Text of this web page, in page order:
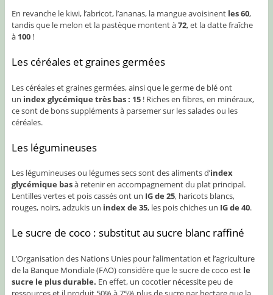
En revanche le kiwi, l’abricot, l’ananas, la mangue avoisinent les 60,
tandis que le melon et la pastèque montent à72, et la datte fraîche
à 100!
Les céréales et graines germées
Les céréales et graines germées, ainsi que le germe de blé ont
un index glycémique très bas : 15! Riches en fibres, en minéraux,
ce sont de bons suppléments à parsemer sur les salades ou les
céréales.
Les légumineuses
Les légumineuses ou légumes secs sont des aliments d’index
glycémique basà retenir en accompagnement du plat principal.
Lentilles vertes et pois cassés ont un IG de 25, haricots blancs,
rouges, noirs, adzukis un index de 35, les pois chiches un IG de 40.
Le sucre de coco : substitut au sucre blanc raffiné
L’Organisation des Nations Unies pour l’alimentation et l’agriculture
de la Banque Mondiale (FAO) considère que le sucre de coco est le
sucre le plus durable. En effet, un cocotier nécessite peu de